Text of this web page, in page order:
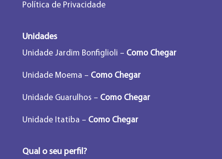
Política de Privacidade
Unidades
Unidade Jardim Bonfiglioli – Como Chegar
Unidade Moema – Como Chegar
Unidade Guarulhos – Como Chegar
Unidade Itatiba – Como Chegar
Qual o seu perfil?